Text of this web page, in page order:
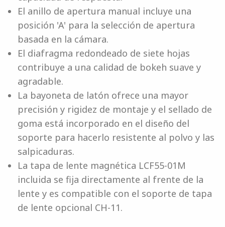
El anillo de apertura manual incluye una
posición 'A' para la selección de apertura
basada en la cámara.
El diafragma redondeado de siete hojas
contribuye a una calidad de bokeh suave y
agradable.
La bayoneta de latón ofrece una mayor
precisión y rigidez de montaje y el sellado de
goma está incorporado en el diseño del
soporte para hacerlo resistente al polvo y las
salpicaduras.
La tapa de lente magnética LCF55-01M
incluida se fija directamente al frente de la
lente y es compatible con el soporte de tapa
de lente opcional CH-11.